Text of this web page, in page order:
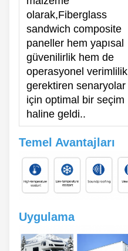
olarak,Fiberglass
sandwich composite
paneller hem yapısal
güvenilirlik hem de
operasyonel verimlilik
gerektiren senaryolar
için optimal bir seçim
haline geldi..
Temel Avantajları
Uygulama